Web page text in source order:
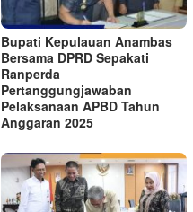
Bupati Kepulauan Anambas
Bersama DPRD Sepakati
Ranperda
Pertanggungjawaban
Pelaksanaan APBD Tahun
Anggaran 2025